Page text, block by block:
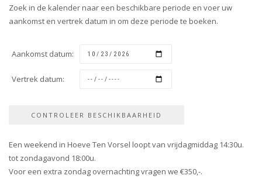
Zoek in de kalender naar een beschikbare periode en voer uw
aankomst en vertrek datum in om deze periode te boeken.
Aankomst datum:
Vertrek datum:
Een weekend in Hoeve Ten Vorsel loopt van vrijdagmiddag 14:30u.
tot zondagavond 18:00u.
Voor een extra zondag overnachting vragen we €350,-.